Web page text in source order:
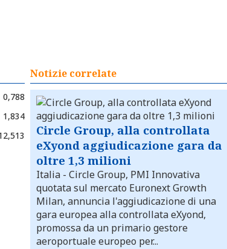
0,788
1,834
Notizie correlate
Circle Group, alla controllata
eXyond aggiudicazione gara da
oltre 1,3 milioni
Italia - Circle Group, PMI Innovativa
quotata sul mercato Euronext Growth
Milan, annuncia l'aggiudicazione di una
gara europea alla controllata eXyond,
promossa da un primario gestore
aeroportuale europeo per...